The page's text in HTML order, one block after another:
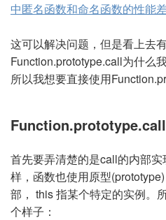
中匿名函数和命名函数的性能
这可以解决问题，但是看上去
Function.prototype.call为什么
所以我想要直接使用
Function.prototype.call
首先要弄清楚的是call的内部
样，函数也使用原型
部， this 指某个特定的实例。
个样子：